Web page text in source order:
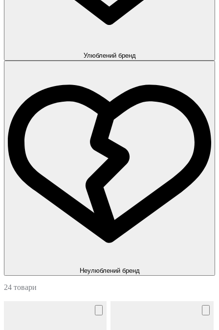
Улюблений бренд
Неулюблений бренд
24 товари